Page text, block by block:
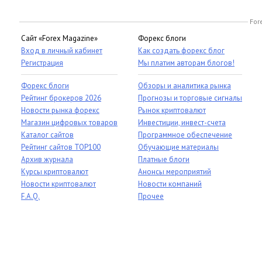
Сайт «Forex Magazine»
Вход в личный кабинет
Регистрация
Форекс блоги
Рейтинг брокеров 2026
Новости рынка форекс
Магазин цифровых товаров
Каталог сайтов
Рейтинг сайтов TOP100
Архив журнала
Курсы криптовалют
Новости криптовалют
F.A.Q.
Форекс блоги
Как создать форекс блог
Мы платим авторам блогов!
Обзоры и аналитика рынка
Прогнозы и торговые сигналы
Рынок криптовалют
Инвестиции, инвест-счета
Программное обеспечение
Обучающие материалы
Платные блоги
Анонсы мероприятий
Новости компаний
Прочее